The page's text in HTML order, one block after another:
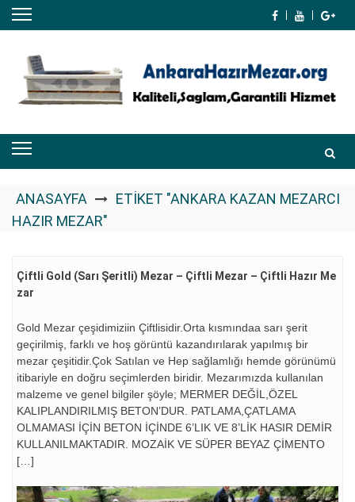
Skip
ANASAYFA
ETIKET "ANKARA KAZAN MEZARCI
HAZIR MEZAR"
Çiftli Gold (Sarı Şeritli) Mezar – Çiftli Mezar – Çiftli Hazır Me
Zar
Gold Mezar çeşidimiziin Çiftlisidir.Orta kısmındaa sarı şerit
geçirilmiş, farklı ve hoş görüntü kazandırılarak yapılmış bir
mezar çeşitidir.Çok Satılan ve Hep sağlamlığı hemde görünümü
itibariyle en doğru seçimlerden biridir. Mezarımızda kullanılan
malzeme ve genel bilgiler şöyle; MERMER DEĞİL,ÖZEL
KALIPLANDIRILMIŞ BETON’DUR. PATLAMA,ÇATLAMA
OLMAMASI İÇİN BETON İÇİNDE 6’LIK VE 8’LİK HASIR DEMİR
KULLANILMAKTADIR. MOZAİK VE SÜPER BEYAZ ÇİMENTO
[…]